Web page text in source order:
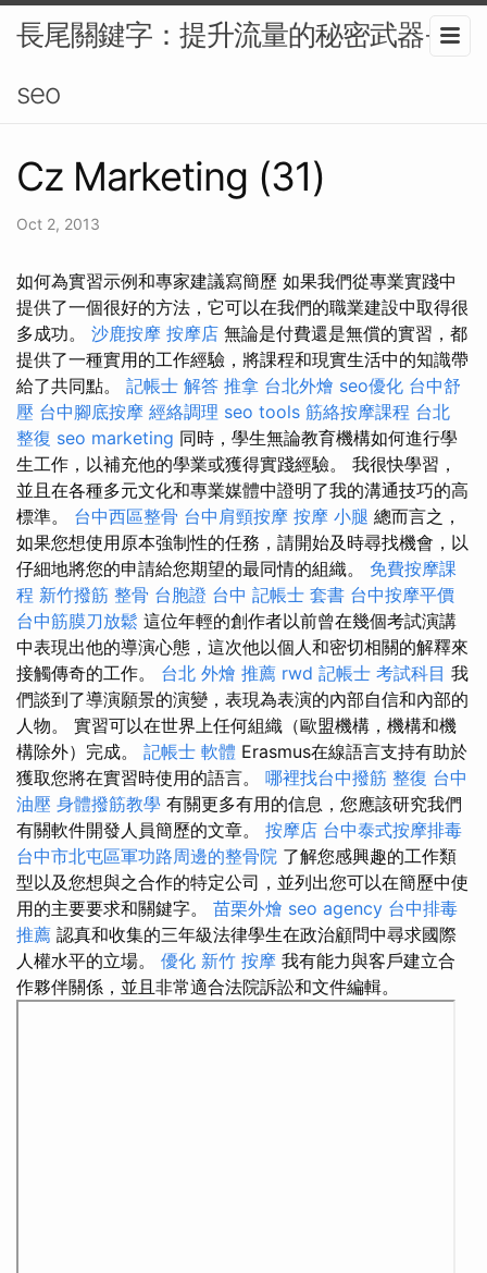
長尾關鍵字：提升流量的秘密武器-
seo
Cz Marketing (31)
Oct 2, 2013
如何為實習示例和專家建議寫簡歷 如果我們從專業實踐中
提供了一個很好的方法，它可以在我們的職業建設中取得很
多成功。 沙鹿按摩 按摩店 無論是付費還是無償的實習，都
提供了一種實用的工作經驗，將課程和現實生活中的知識帶
給了共同點。 記帳士 解答 推拿 台北外燴 seo優化 台中舒
壓 台中腳底按摩 經絡調理 seo tools 筋絡按摩課程 台北
整復 seo marketing 同時，學生無論教育機構如何進行學
生工作，以補充他的學業或獲得實踐經驗。 我很快學習，
並且在各種多元文化和專業媒體中證明了我的溝通技巧的高
標準。 台中西區整骨 台中肩頸按摩 按摩 小腿 總而言之，
如果您想使用原本強制性的任務，請開始及時尋找機會，以
仔細地將您的申請給您期望的最同情的組織。 免費按摩課
程 新竹撥筋 整骨 台胞證 台中 記帳士 套書 台中按摩平價
台中筋膜刀放鬆 這位年輕的創作者以前曾在幾個考試演講
中表現出他的導演心態，這次他以個人和密切相關的解釋來
接觸傳奇的工作。 台北 外燴 推薦 rwd 記帳士 考試科目 我
們談到了導演願景的演變，表現為表演的內部自信和內部的
人物。 實習可以在世界上任何組織（歐盟機構，機構和機
構除外）完成。 記帳士 軟體 Erasmus在線語言支持有助於
獲取您將在實習時使用的語言。 哪裡找台中撥筋 整復 台中
油壓 身體撥筋教學 有關更多有用的信息，您應該研究我們
有關軟件開發人員簡歷的文章。 按摩店 台中泰式按摩排毒
台中市北屯區軍功路周邊的整骨院 了解您感興趣的工作類
型以及您想與之合作的特定公司，並列出您可以在簡歷中使
用的主要要求和關鍵字。 苗栗外燴 seo agency 台中排毒
推薦 認真和收集的三年級法律學生在政治顧問中尋求國際
人權水平的立場。 優化 新竹 按摩 我有能力與客戶建立合
作夥伴關係，並且非常適合法院訴訟和文件編輯。